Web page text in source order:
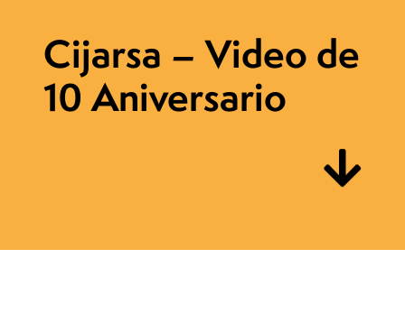
Cijarsa – Video de
10 Aniversario